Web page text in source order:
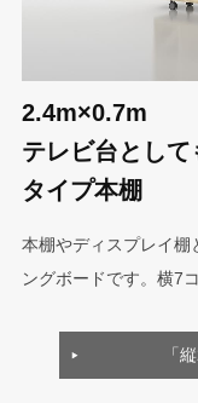
2.4m×0.7m
テレビ台とし
タイプ本棚
本棚やディスプレイ棚
ングボードです。横7
「